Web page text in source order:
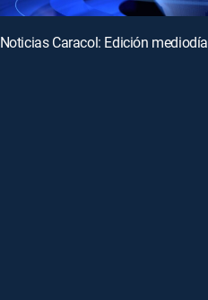
Noticias Caracol: Edición mediodía